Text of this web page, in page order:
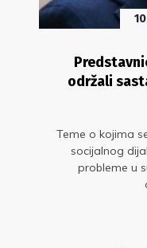
održali
Teme o kojima
socijalnog
probleme u